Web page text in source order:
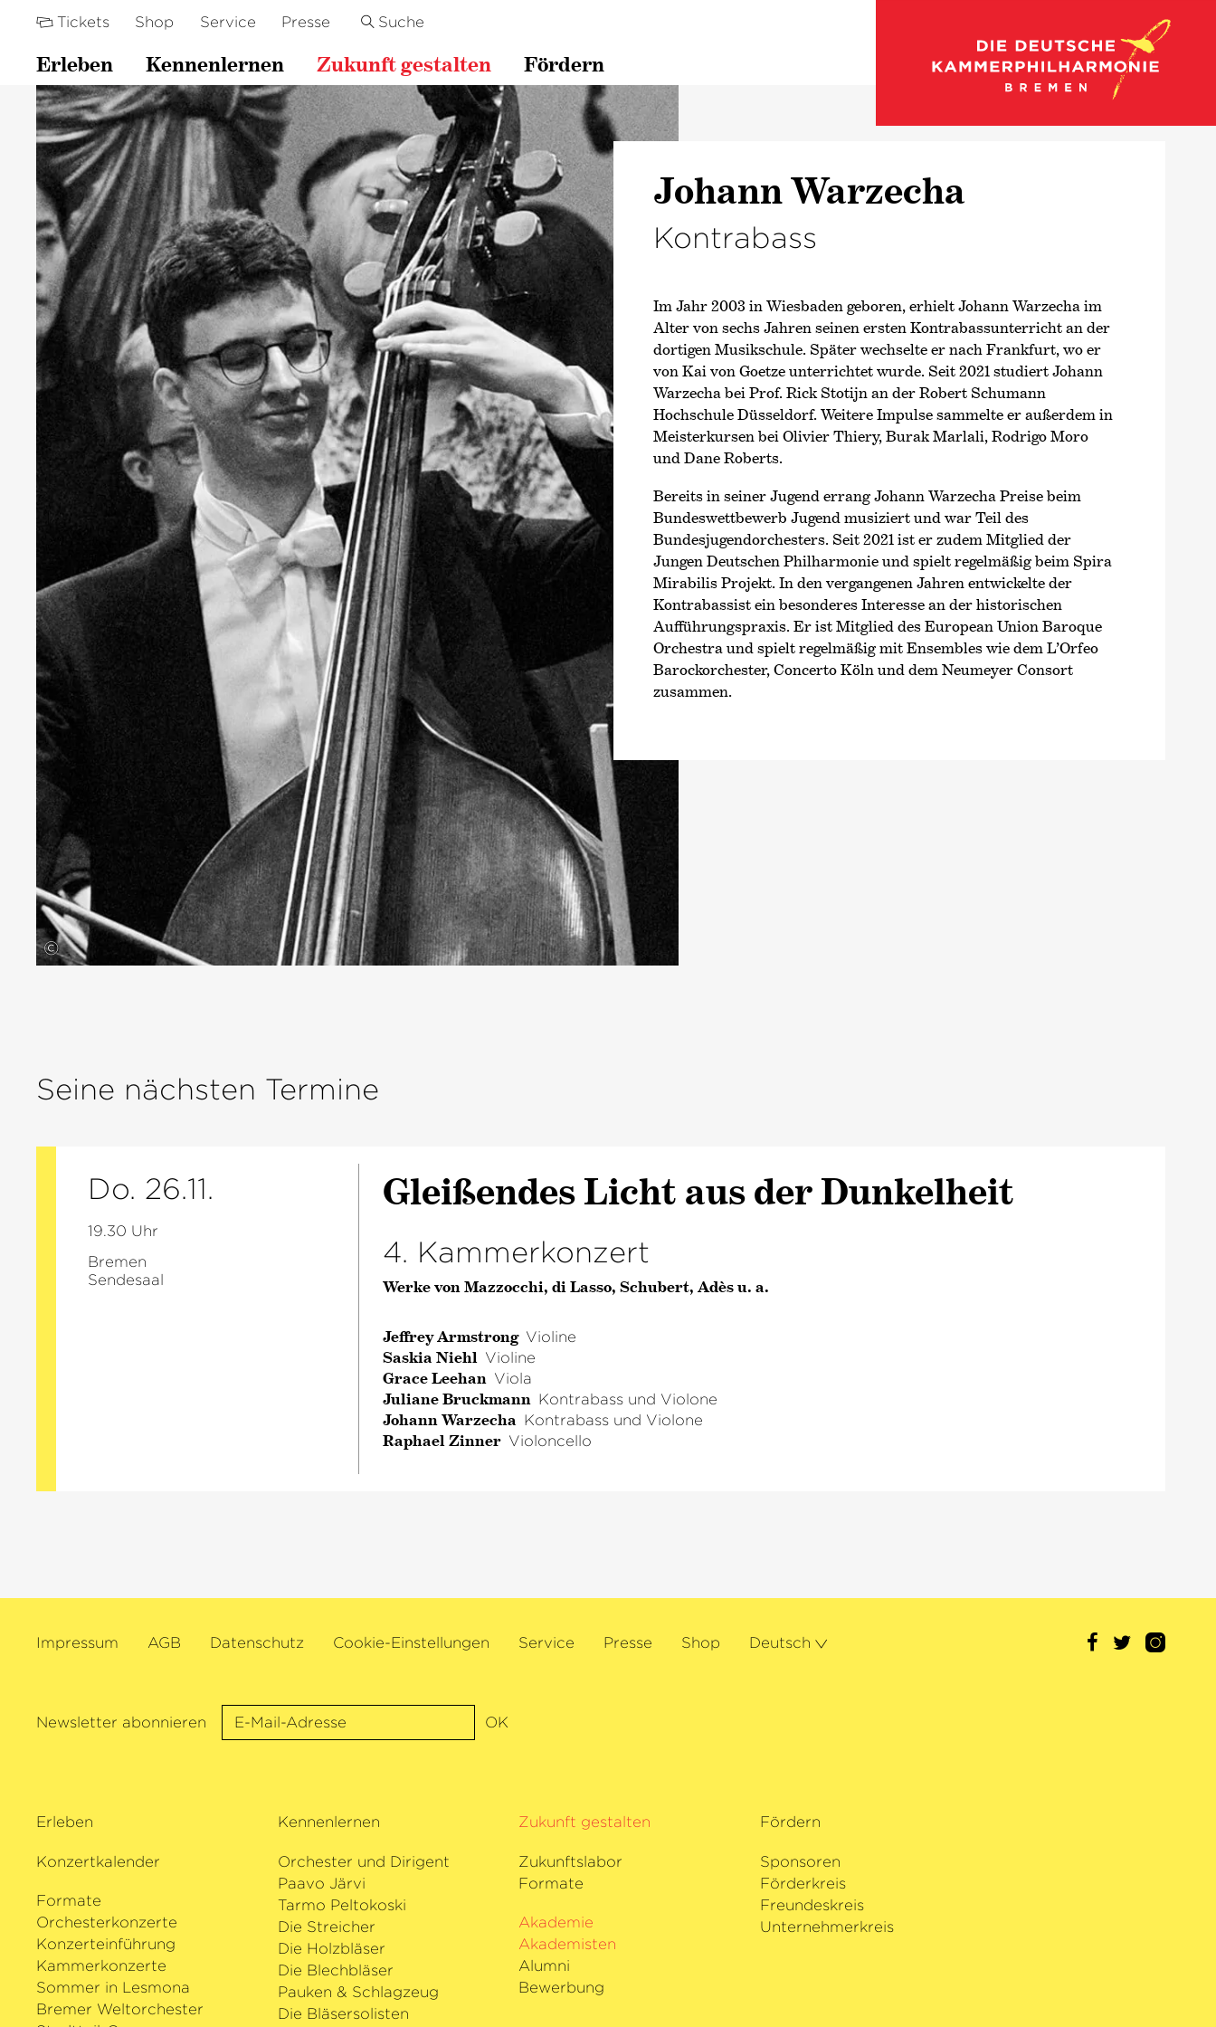
Tickets Shop Service Presse Suche
Erleben Kennenlernen Zukunft gestalten Fördern
©
Zu den Akademisten
Johann Warzecha
Kontrabass
Im Jahr 2003 in Wiesbaden geboren, erhielt Johann Warzecha im
Alter von sechs Jahren seinen ersten Kontrabassunterricht an der
dortigen Musikschule. Später wechselte er nach Frankfurt, wo er
von Kai von Goetze unterrichtet wurde. Seit 2021 studiert Johann
Warzecha bei Prof. Rick Stotijn an der Robert Schumann
Hochschule Düsseldorf. Weitere Impulse sammelte er außerdem in
Meisterkursen bei Olivier Thiery, Burak Marlali, Rodrigo Moro
und Dane Roberts.
Bereits in seiner Jugend errang Johann Warzecha Preise beim
Bundeswettbewerb Jugend musiziert und war Teil des
Bundesjugendorchesters. Seit 2021 ist er zudem Mitglied der
Jungen Deutschen Philharmonie und spielt regelmäßig beim Spira
Mirabilis Projekt. In den vergangenen Jahren entwickelte der
Kontrabassist ein besonderes Interesse an der historischen
Aufführungspraxis. Er ist Mitglied des European Union Baroque
Orchestra und spielt regelmäßig mit Ensembles wie dem L’Orfeo
Barockorchester, Concerto Köln und dem Neumeyer Consort
zusammen.
Seine nächsten Termine
Do. 26.11.
19.30 Uhr
Bremen
Sendesaal
Gleißendes Licht aus der Dunkelheit
4. Kammerkonzert
Werke von Mazzocchi, di Lasso, Schubert, Adès u. a.
Jeffrey Armstrong Violine
Saskia Niehl Violine
Grace Leehan Viola
Juliane Bruckmann Kontrabass und Violone
Johann Warzecha Kontrabass und Violone
Raphael Zinner Violoncello
Impressum AGB Datenschutz Cookie-Einstellungen Service Presse Shop Deutsch
Newsletter abonnieren OK
Erleben
Konzertkalender
Formate
Orchesterkonzerte
Konzerteinführung
Kammerkonzerte
Sommer in Lesmona
Bremer Weltorchester
Kennenlernen
Orchester und Dirigent
Paavo Järvi
Tarmo Peltokoski
Die Streicher
Die Holzbläser
Die Blechbläser
Pauken & Schlagzeug
Die Bläsersolisten
Zukunft gestalten
Zukunftslabor
Formate
Akademie
Akademisten
Alumni
Bewerbung
Fördern
Sponsoren
Förderkreis
Freundeskreis
Unternehmerkreis